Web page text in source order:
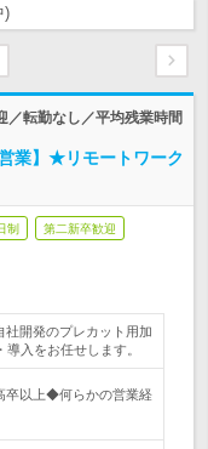
)
／転勤なし／平均残業時間
業】★リモートワーク
制 第二新卒歓迎
社開発のプレカット用加
入をお任せします。
卒以上◆何らかの営業経